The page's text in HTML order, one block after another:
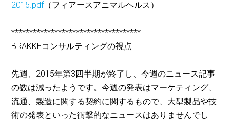
2015.pdf （フィアースアニマルヘルス）
************************************
BRAKKEコンサルティングの視点
先週、2015年第3四半期が終了し、今週のニュース記事
の数は減ったようです。今週の発表はマーケティング、
流通、製造に関する契約に関するもので、大型製品や技
術の発表といった衝撃的なニュースはありませんでし